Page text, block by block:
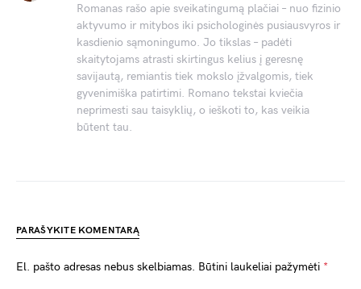
Romanas rašo apie sveikatingumą plačiai – nuo fizinio
aktyvumo ir mitybos iki psichologinės pusiausvyros ir
kasdienio sąmoningumo. Jo tikslas – padėti
skaitytojams atrasti skirtingus kelius į geresnę
savijautą, remiantis tiek mokslo įžvalgomis, tiek
gyvenimiška patirtimi. Romano tekstai kviečia
neprimesti sau taisyklių, o ieškoti to, kas veikia
būtent tau.
PARAŠYKITE KOMENTARĄ
El. pašto adresas nebus skelbiamas. Būtini laukeliai pažymėti *